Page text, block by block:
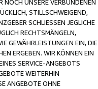
NOCH UNSERE VERBUNDENEN
STILLSCHWEIGEND,
SCHLIESSEN JEGLICHE
RECHTSMÄNGELN,
GEWÄHRLEISTUNGEN EIN, DIE
ERGEBEN. WIR KÖNNEN EIN
SERVICE-ANGEBOTS
WEITERHIN
ANGEBOTE OHNE